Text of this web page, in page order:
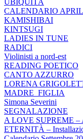
CALENDARIO
KAMISHIBAI
KINTSUGI
LADIES IN TUNE
RADICI
Violinisti a nord-est
READING POETICO
CANTO AZZURRO
LORENA
MADRE_FIGLIA
Simona Severini
SEGNALAZIONE
A LOVE SUPREME –
ETERNITÀ –